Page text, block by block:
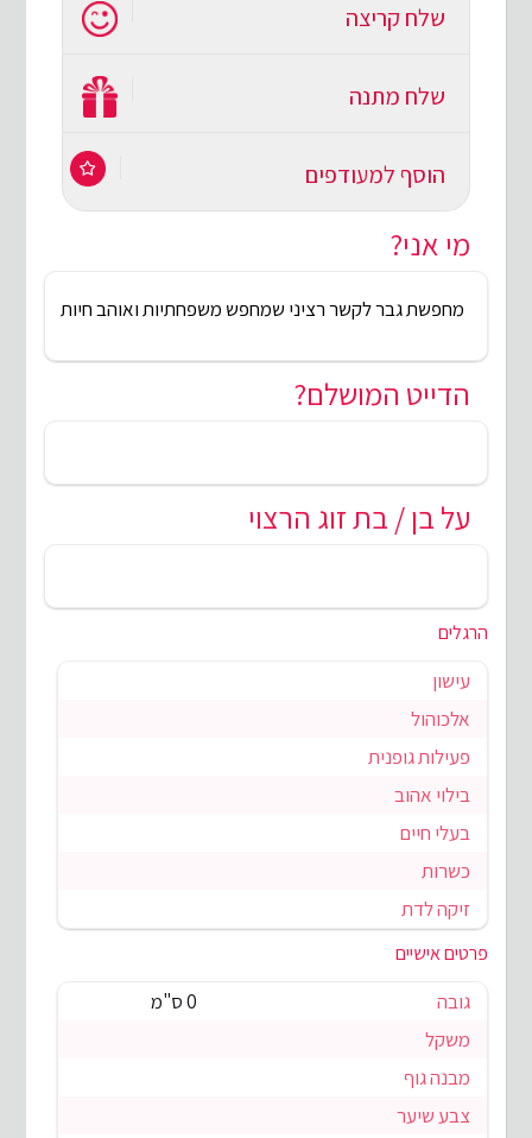
שלח קריצה
שלח מתנה
הוסף למעודפים
מי אני?
מחפשת גבר לקשר רציני שמחפש משפחתיות ואוהב חיות
הדייט המושלם?
על בן / בת זוג הרצוי
הרגלים
עישון
אלכוהול
פעילות גופנית
בילוי אהוב
בעלי חיים
כשרות
זיקה לדת
פרטים אישיים
גובה
0 ס"מ
משקל
מבנה גוף
צבע שיער